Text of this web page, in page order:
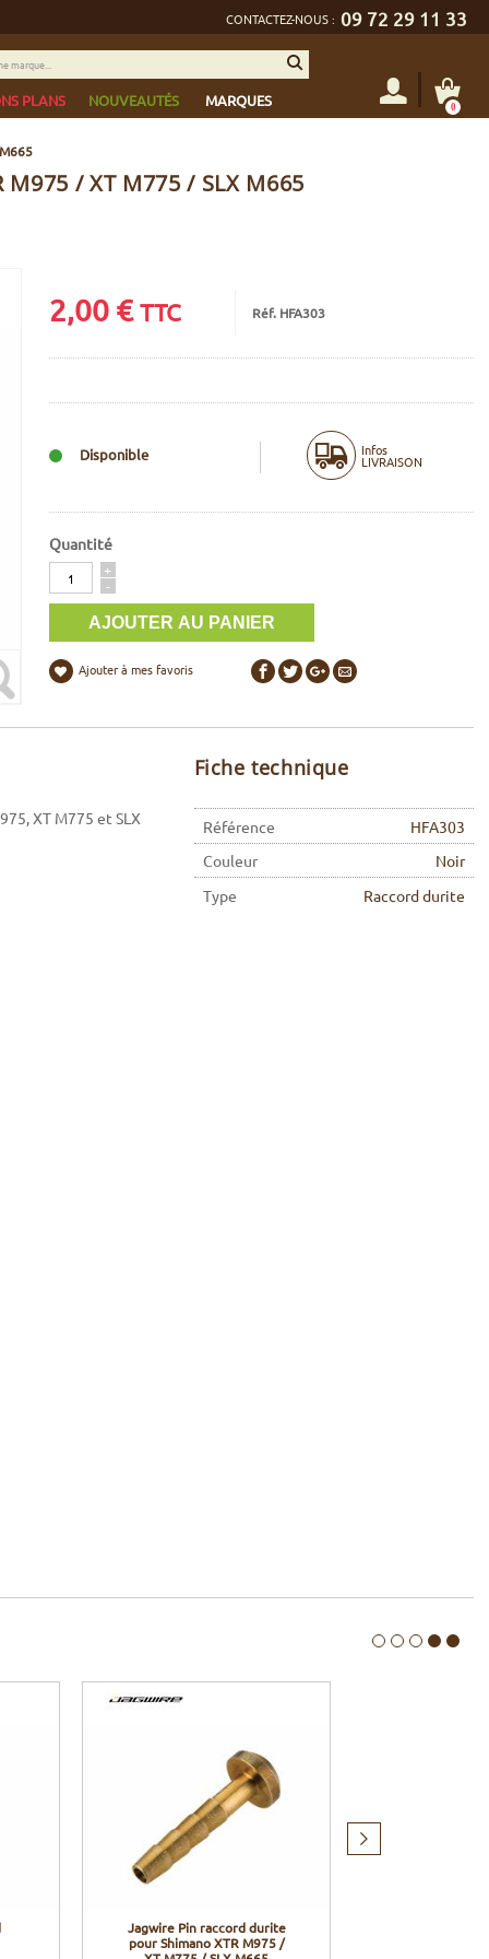
CONTACTEZ-NOUS : 09 72 29 11 33
PLANS NOUVEAUTÉS MARQUES 0
M975 / XT M775 / SLX M665
2,00€ TTC Réf. HFA303
Disponible Infos
LIVRAISON
Quantité
Quantité
+
-
Ajouter à mes favoris
XT M775 et SLX
Fiche technique
Référence
HFA303
Couleur
Noir
Type
Raccord durite
Jagwire Pin raccord durite
pour Shimano XTR M975 /
suivant